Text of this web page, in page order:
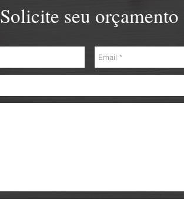
Solicite seu orçamento